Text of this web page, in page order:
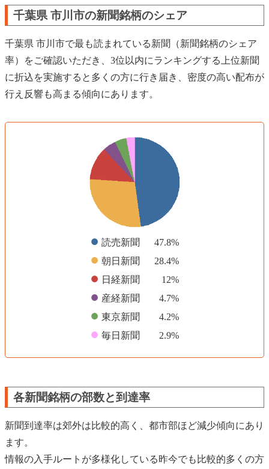
千葉県 市川市の新聞銘柄のシェア
千葉県 市川市で最も読まれている新聞（新聞銘柄のシェア
率）をご確認いただき、3位以内にランキングする上位新聞
に折込を実施すると多くの方に行き届き、密度の高い配布が
行え反響も高まる傾向にあります。
● 読売新聞 47.8%
● 朝日新聞 28.4%
● 日経新聞 12%
● 産経新聞 4.7%
● 東京新聞 4.2%
● 毎日新聞 2.9%
各新聞銘柄の部数と到達率
新聞到達率は郊外は比較的高く、都市部ほど減少傾向にあり
ます。
情報の入手ルートが多様化している昨今でも比較的多くの方